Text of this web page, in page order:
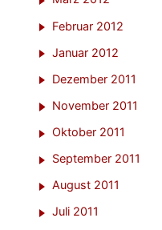
Februar 2012
Januar 2012
Dezember 2011
November 2011
Oktober 2011
September 2011
August 2011
Juli 2011